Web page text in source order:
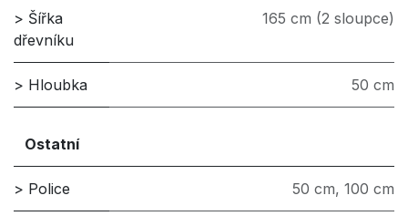
> Šířka
dřevníku
165 cm (2 sloupce)
> Hloubka 50 cm
Ostatní
> Police 50 cm, 100 cm